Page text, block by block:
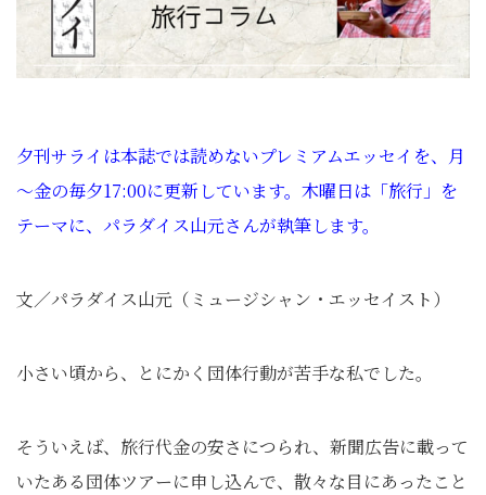
夕刊サライは本誌では読めないプレミアムエッセイを、月
～金の毎夕17:00に更新しています。木曜日は「旅行」を
テーマに、パラダイス山元さんが執筆します。
文／パラダイス山元（ミュージシャン・エッセイスト）
小さい頃から、とにかく団体行動が苦手な私でした。
そういえば、旅行代金の安さにつられ、新聞広告に載って
いたある団体ツアーに申し込んで、散々な目にあったこと